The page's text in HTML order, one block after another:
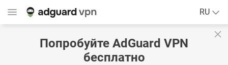
RU
Попробуйте AdGuard VPN
бесплатно